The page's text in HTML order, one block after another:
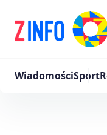
WiadomościSport